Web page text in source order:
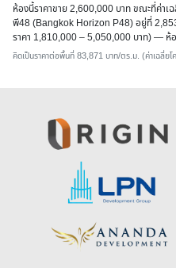
ห้องนี้ราคาขาย 2,600,000 บาท ขณะที่ค่าเ
พี48 (Bangkok Horizon P48) อยู่ที่
ราคา 1,810,000 – 5,050,000 บาท) — ห้
คิดเป็นราคาต่อพื้นที่ 83,871 บาท/ตร.ม. (ค่าเฉลี่ย